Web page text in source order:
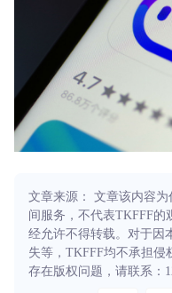
文章来源： 文章该内容
间服务，不代表TKFFF的
经允许不得转载。对于因
失等，TKFFF均不承担侵
存在版权问题，请联系：